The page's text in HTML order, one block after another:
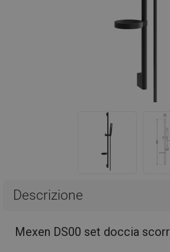
Descrizione
Mexen DS00 set doccia